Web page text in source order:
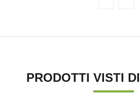
PRODOTTI VISTI